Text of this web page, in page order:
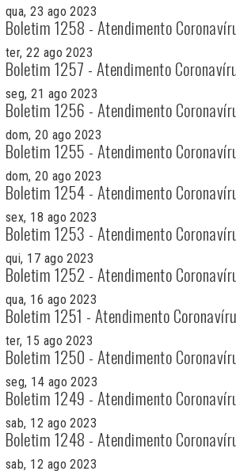
qua, 23 ago 2023
Boletim 1258 - Atendimento
ter, 22 ago 2023
Boletim 1257 - Atendimento
seg, 21 ago 2023
Boletim 1256 - Atendimento
dom, 20 ago 2023
Boletim 1255 - Atendimento
dom, 20 ago 2023
Boletim 1254 - Atendimento
sex, 18 ago 2023
Boletim 1253 - Atendimento
qui, 17 ago 2023
Boletim 1252 - Atendimento
qua, 16 ago 2023
Boletim 1251 - Atendimento
ter, 15 ago 2023
Boletim 1250 - Atendimento
seg, 14 ago 2023
Boletim 1249 - Atendimento
sab, 12 ago 2023
Boletim 1248 - Atendimento
sab, 12 ago 2023